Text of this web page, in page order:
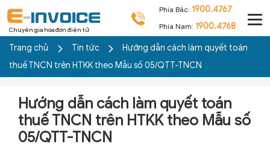
Chuyên gia hóa đơn điện tử
Phía Bắc: 1900.4767
Phía Nam: 1900.4768
Trang chủ Tin tức
Hướng dẫn cách làm quyết toán
thuế TNCN trên HTKK theo Mẫu số 05/QTT-TNCN
Hướng dẫn cách làm quyết toán
thuế TNCN trên HTKK theo Mẫu số
05/QTT-TNCN